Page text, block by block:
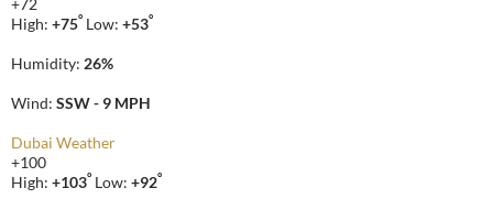
High: +75° Low: +53°
Humidity: 26%
Wind: SSW - 9 MPH
Dubai Weather
+100
High: +103° Low: +92°